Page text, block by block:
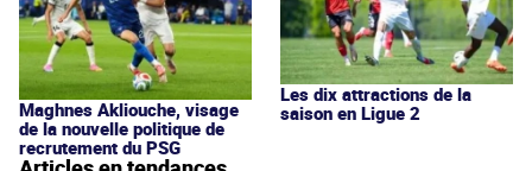
Maghnes Akliouche, visage
de la nouvelle politique de
recrutement du PSG
Les dix attractions de la
saison en Ligue 2